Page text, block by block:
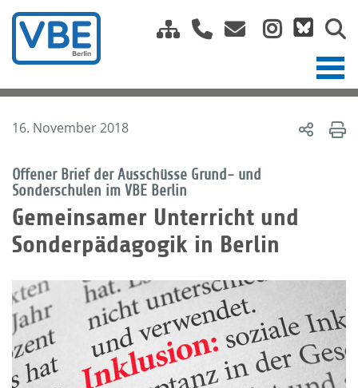
16. November 2018
Offener Brief der Ausschüsse Grund- und
Sonderschulen im VBE Berlin
Gemeinsamer Unterricht und
Sonderpädagogik in Berlin